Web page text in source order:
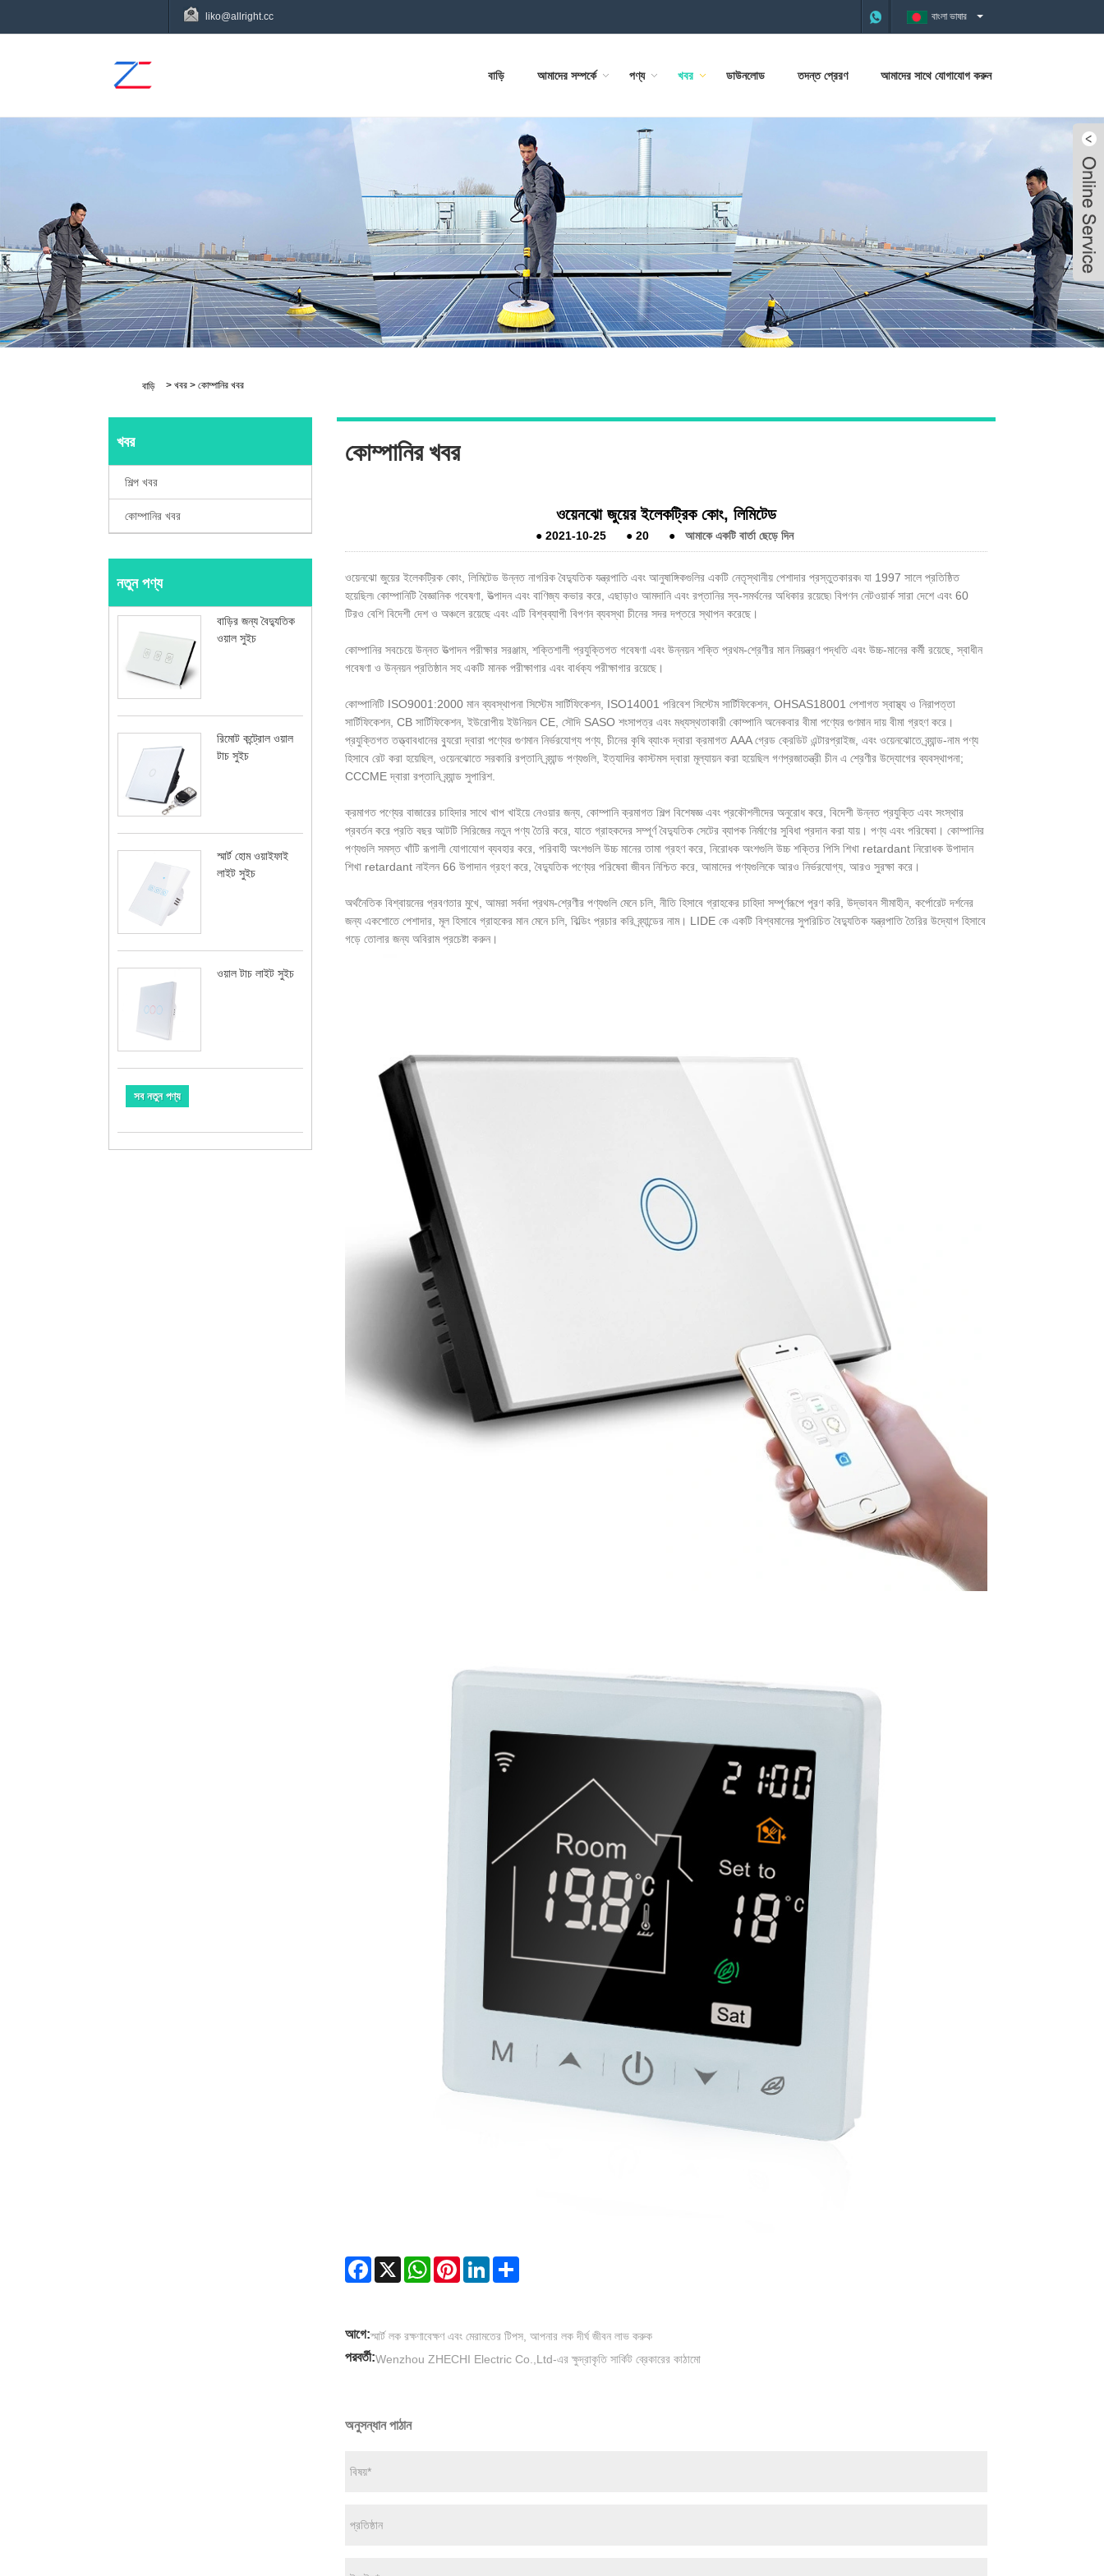
liko@allright.cc বাংলা ভাষার
বাড়ি আমাদের সম্পর্কে পণ্য খবর ডাউনলোড তদন্ত প্রেরণ আমাদের সাথে যোগাযোগ করুন
বাড়ি > খবর > কোম্পানির খবর
খবর
শিল্প খবর
কোম্পানির খবর
নতুন পণ্য
বাড়ির জন্য বৈদ্যুতিক
ওয়াল সুইচ
রিমোট কন্ট্রোল ওয়াল
টাচ সুইচ
স্মার্ট হোম ওয়াইফাই
লাইট সুইচ
ওয়াল টাচ লাইট সুইচ
সব নতুন পণ্য
কোম্পানির খবর
ওয়েনঝো জুয়ের ইলেকট্রিক কোং, লিমিটেড
● 2021-10-25 ● 20 ● আমাকে একটি বার্তা ছেড়ে দিন
ওয়েনঝো জুয়ের ইলেকট্রিক কোং, লিমিটেড উন্নত নাগরিক বৈদ্যুতিক যন্ত্রপাতি এবং আনুষাঙ্গিকগুলির একটি নেতৃস্থানীয় পেশাদার প্রস্তুতকারক৷ যা 1997 সালে প্রতিষ্ঠিত
হয়েছিল৷ কোম্পানিটি বৈজ্ঞানিক গবেষণা, উত্পাদন এবং বাণিজ্য কভার করে, এছাড়াও আমদানি এবং রপ্তানির স্ব-সমর্থনের অধিকার রয়েছে৷ বিপণন নেটওয়ার্ক সারা দেশে এবং 60
টিরও বেশি বিদেশী দেশ ও অঞ্চলে রয়েছে এবং এটি বিশ্বব্যাপী বিপণন ব্যবস্থা চীনের সদর দপ্তরে স্থাপন করেছে।
কোম্পানির সবচেয়ে উন্নত উত্পাদন পরীক্ষার সরঞ্জাম, শক্তিশালী প্রযুক্তিগত গবেষণা এবং উন্নয়ন শক্তি প্রথম-শ্রেণীর মান নিয়ন্ত্রণ পদ্ধতি এবং উচ্চ-মানের কর্মী রয়েছে, স্বাধীন
গবেষণা ও উন্নয়ন প্রতিষ্ঠান সহ একটি মানক পরীক্ষাগার এবং বার্ধক্য পরীক্ষাগার রয়েছে।
কোম্পানিটি ISO9001:2000 মান ব্যবস্থাপনা সিস্টেম সার্টিফিকেশন, ISO14001 পরিবেশ সিস্টেম সার্টিফিকেশন, OHSAS18001 পেশাগত স্বাস্থ্য ও নিরাপত্তা
সার্টিফিকেশন, CB সার্টিফিকেশন, ইউরোপীয় ইউনিয়ন CE, সৌদি SASO শংসাপত্র এবং মধ্যস্থতাকারী কোম্পানি অনেকবার বীমা পণ্যের গুণমান দায় বীমা গ্রহণ করে।
প্রযুক্তিগত তত্ত্বাবধানের ব্যুরো দ্বারা পণ্যের গুণমান নির্ভরযোগ্য পণ্য, চীনের কৃষি ব্যাংক দ্বারা ক্রমাগত AAA গ্রেড ক্রেডিট এন্টারপ্রাইজ, এবং ওয়েনঝোতে ব্র্যান্ড-নাম পণ্য
হিসাবে রেট করা হয়েছিল, ওয়েনঝোতে সরকারি রপ্তানি ব্র্যান্ড পণ্যগুলি, ইত্যাদির কাস্টমস দ্বারা মূল্যায়ন করা হয়েছিল গণপ্রজাতন্ত্রী চীন এ শ্রেণীর উদ্যোগের ব্যবস্থাপনা;
CCCME দ্বারা রপ্তানি ব্র্যান্ড সুপারিশ.
ক্রমাগত পণ্যের বাজারের চাহিদার সাথে খাপ খাইয়ে নেওয়ার জন্য, কোম্পানি ক্রমাগত শিল্প বিশেষজ্ঞ এবং প্রকৌশলীদের অনুরোধ করে, বিদেশী উন্নত প্রযুক্তি এবং সংস্থার
প্রবর্তন করে প্রতি বছর আটটি সিরিজের নতুন পণ্য তৈরি করে, যাতে গ্রাহকদের সম্পূর্ণ বৈদ্যুতিক সেটের ব্যাপক নির্মাণের সুবিধা প্রদান করা যায়। পণ্য এবং পরিষেবা। কোম্পানির
পণ্যগুলি সমস্ত খাঁটি রূপালী যোগাযোগ ব্যবহার করে, পরিবাহী অংশগুলি উচ্চ মানের তামা গ্রহণ করে, নিরোধক অংশগুলি উচ্চ শক্তির পিসি শিখা retardant নিরোধক উপাদান
শিখা retardant নাইলন 66 উপাদান গ্রহণ করে, বৈদ্যুতিক পণ্যের পরিষেবা জীবন নিশ্চিত করে, আমাদের পণ্যগুলিকে আরও নির্ভরযোগ্য, আরও সুরক্ষা করে।
অর্থনৈতিক বিশ্বায়নের প্রবণতার মুখে, আমরা সর্বদা প্রথম-শ্রেণীর পণ্যগুলি মেনে চলি, নীতি হিসাবে গ্রাহকের চাহিদা সম্পূর্ণরূপে পূরণ করি, উদ্ভাবন সীমাহীন, কর্পোরেট দর্শনের
জন্য একশোতে পেশাদার, মূল হিসাবে গ্রাহকের মান মেনে চলি, বিল্ডিং প্রচার করি ব্র্যান্ডের নাম। LIDE কে একটি বিশ্বমানের সুপরিচিত বৈদ্যুতিক যন্ত্রপাতি তৈরির উদ্যোগ হিসাবে
গড়ে তোলার জন্য অবিরাম প্রচেষ্টা করুন।
Facebook
X WhatsAppPinterestLinkedInShare
আগে:স্মার্ট লক রক্ষণাবেক্ষণ এবং মেরামতের টিপস, আপনার লক দীর্ঘ জীবন লাভ করুক
পরবর্তী:Wenzhou ZHECHI Electric Co.,Ltd-এর ক্ষুদ্রাকৃতি সার্কিট ব্রেকারের কাঠামো
অনুসন্ধান পাঠান